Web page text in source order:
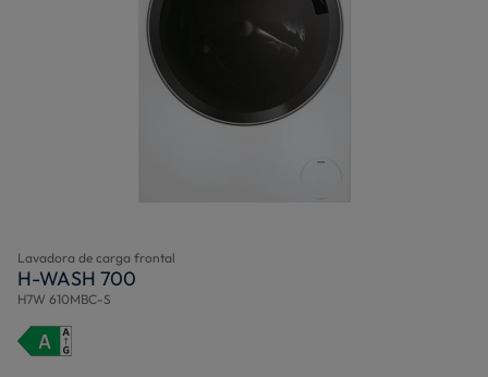
Lavadora de carga frontal
H-WASH 700
H7W 610MBC-S